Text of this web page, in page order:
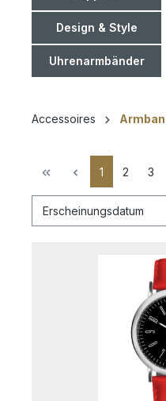
Design & Style
Uhrenarmbänder
Accessoires
1 2 3